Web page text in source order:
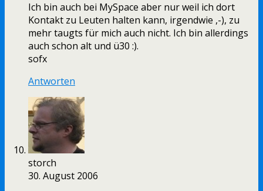
Ich bin auch bei MySpace aber nur weil ich dort
Kontakt zu Leuten halten kann, irgendwie ,-), zu
mehr taugts für mich auch nicht. Ich bin allerdings
auch schon alt und ü30 :).
sofx
Antworten
storch
30. August 2006